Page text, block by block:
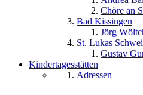
Chöre an
Bad Kissingen
Jörg
St. Lukas
Gustav
Kindertagesstätten
Adressen